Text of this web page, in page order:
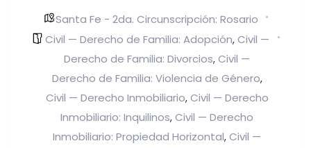
Santa Fe - 2da. Circunscripción: Rosario
Civil — Derecho de Familia: Adopción, Civil —
Derecho de Familia: Divorcios, Civil —
Derecho de Familia: Violencia de Género,
Civil — Derecho Inmobiliario, Civil — Derecho
Inmobiliario: Inquilinos, Civil — Derecho
Inmobiliario: Propiedad Horizontal, Civil —